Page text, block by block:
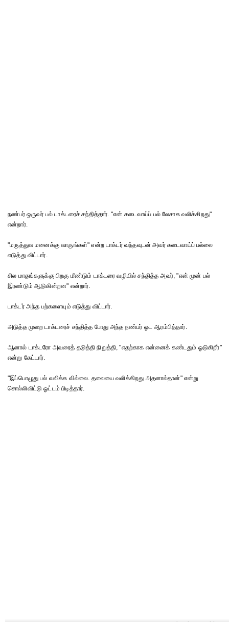
நண்பர் ஒருவர் பல் டாக்டரைச் சந்தித்தார். "என் கடைவாய்ப் பல் லேசாக வலிக்கிறது"
என்றார்.
"மருத்துவ மனைக்கு வாருங்கள்" என்ற டாக்டர் வந்தவுடன் அவர் கடைவாய்ப் பல்லை
எடுத்து விட்டார்.
சில மாதங்களுக்கு பிறகு மீண்டும் டாக்டரை வழியில் சந்தித்த அவர், "என் முன் பல்
இரண்டும் ஆடுகின்றன" என்றார்.
டாக்டர் அந்த பற்களையும் எடுத்து விட்டார்.
அடுத்த முறை டாக்டரைச் சந்தித்த போது அந்த நண்பர் ஓட ஆரம்பித்தார்.
ஆனால் டாக்டரோ அவரைத் தடுத்தி நிறுத்தி, "எதற்காக என்னைக் கண்டதும் ஓடுகிறீர்"
என்று கேட்டார்.
"இப்பொழுது பல் வலிக்க வில்லை. தலையை வலிக்கிறது அதனால்தான்" என்று
சொல்லிவிட்டு ஓட்டம் பிடித்தார்.